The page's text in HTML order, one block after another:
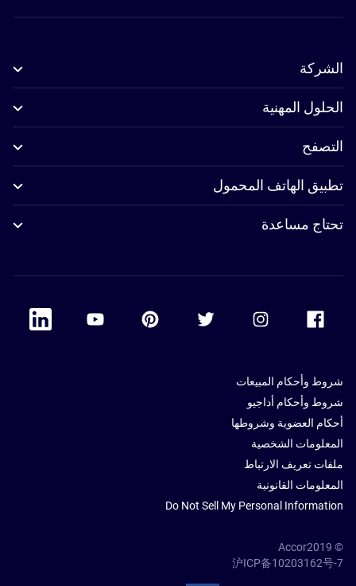
الشركة
الحلول المهنية
التصفح
تطبيق الهاتف المحمول
تحتاج مساعدة
Accor Youtube
Linkedin
شروط وأحكام المبيعات
شروط وأحكام أداجيو
أحكام العضوية وشروطها
المعلومات الشخصية
ملفات تعريف الارتباط
المعلومات القانونية
Do Not Sell My Personal Information
© Accor2019
沪ICP备10203162号-7